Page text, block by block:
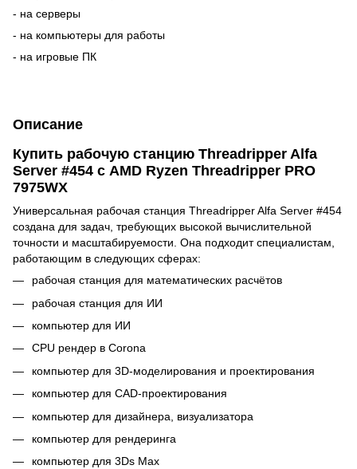
- на серверы
- на компьютеры для работы
- на игровые ПК
Описание
Купить рабочую станцию Threadripper Alfa
Server #454 с AMD Ryzen Threadripper PRO
7975WX
Универсальная рабочая станция Threadripper Alfa Server #454
создана для задач, требующих высокой вычислительной
точности и масштабируемости. Она подходит специалистам,
работающим в следующих сферах:
рабочая станция для математических расчётов
рабочая станция для ИИ
компьютер для ИИ
CPU рендер в Corona
компьютер для 3D-моделирования и проектирования
компьютер для CAD-проектирования
компьютер для дизайнера, визуализатора
компьютер для рендеринга
компьютер для 3Ds Max